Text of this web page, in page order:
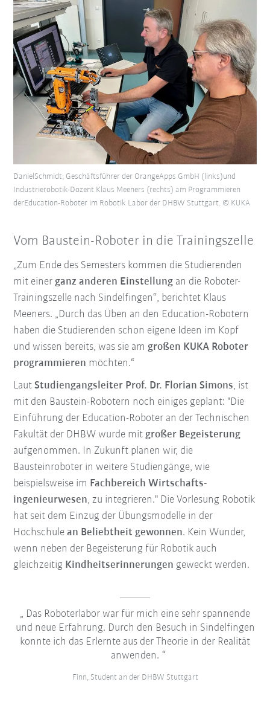
DanielSchmidt, Geschäftsführer der OrangeApps GmbH (links)und
Industrierobotik-Dozent Klaus Meeners (rechts) am Programmieren
derEducation-Roboter im Robotik Labor der DHBW Stuttgart. © KUKA
Vom Baustein-Roboter in die Trainingszelle
„Zum Ende des Semesters kommen die Studierenden
mit einer ganz anderen Einstellung an die Roboter-
Trainingszelle nach Sindelfingen“, berichtet Klaus
Meeners. „Durch das Üben an den Education-Robotern
haben die Studierenden schon eigene Ideen im Kopf
und wissen bereits, was sie am großen KUKA Roboter
programmieren möchten.“
LautStudiengangsleiter Prof. Dr. Florian Simons, ist
mit den Baustein-Robotern noch einiges geplant: "Die
Einführung der Education-Roboter an der Technischen
Fakultät der DHBW wurde mit großer Begeisterung
aufgenommen. In Zukunft planen wir, die
Bausteinroboter in weitere Studiengänge, wie
beispielsweise im Fachbereich Wirtschafts-
ingenieurwesen, zu integrieren." Die Vorlesung Robotik
hat seit dem Einzug der Übungsmodelle in der
Hochschulean Beliebtheit gewonnen. Kein Wunder,
wenn neben der Begeisterung für Robotik auch
gleichzeitig Kindheitserinnerungen geweckt werden.
Das Roboterlabor war für mich eine sehr spannende
und neue Erfahrung. Durch den Besuch in Sindelfingen
konnte ich das Erlernte aus der Theorie in der Realität
anwenden.
Finn, Student an der DHBW Stuttgart